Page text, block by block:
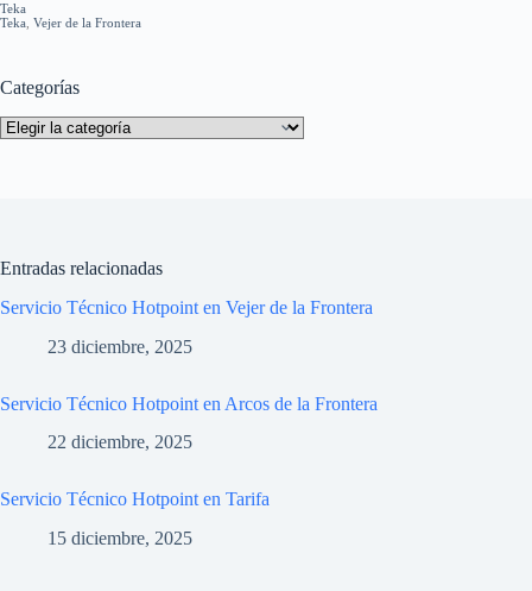
Teka
Teka Vejer de la Frontera
Categorías
Categorías
Entradas relacionadas
Servicio Técnico Hotpoint en Vejer de la Frontera
23 diciembre, 2025
Servicio Técnico Hotpoint en Arcos de la Frontera
22 diciembre, 2025
Servicio Técnico Hotpoint en Tarifa
15 diciembre, 2025